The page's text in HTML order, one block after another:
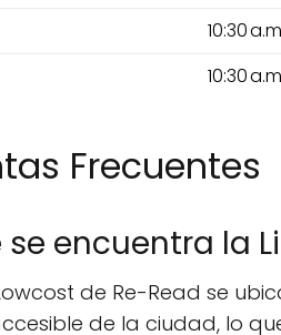
10:30
10:30
Frecuentes
se encuentra la
de Re-Read se
de la ciudad, lo